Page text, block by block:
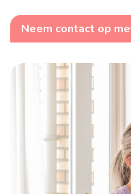
Neem contact op